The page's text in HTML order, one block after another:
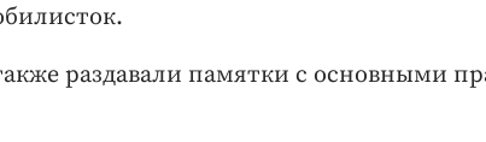
раздавали памятки с основными